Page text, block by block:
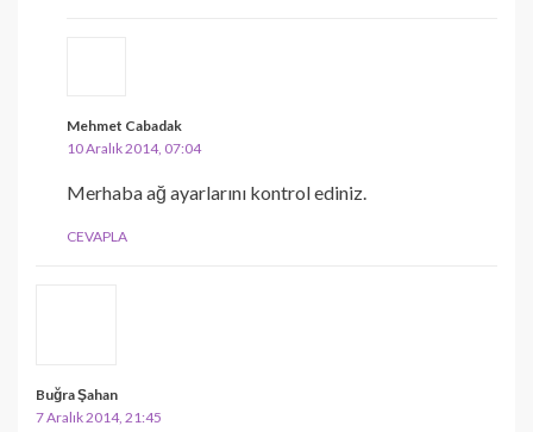
Mehmet Cabadak
10 Aralık 2014, 07:04
Merhaba ağ ayarlarını kontrol ediniz.
CEVAPLA
Buğra Şahan
7 Aralık 2014, 21:45